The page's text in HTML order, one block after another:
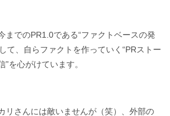
までのPR1.0である“ファクトベースの発
て、自らファクトを作っていく“PRストー
”を心がけています。
リさんには敵いませんが（笑）、外部の